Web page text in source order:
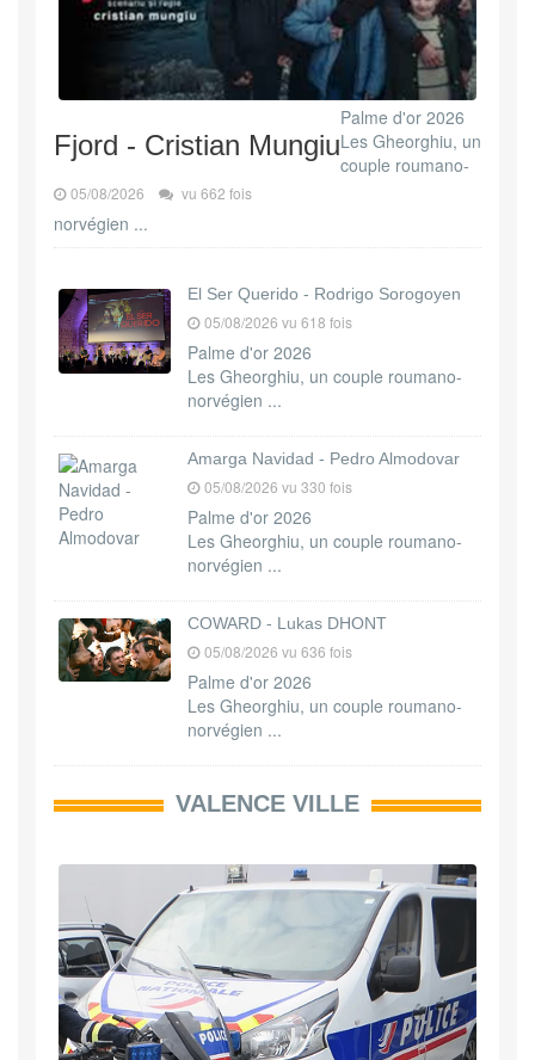
Fjord - Cristian Mungiu
05/08/2026 vu 662 fois
Palme d'or 2026
Les Gheorghiu, un
couple roumano-
norvégien ...
El Ser Querido - Rodrigo Sorogoyen
05/08/2026 vu 618 fois
Palme d'or 2026
Les Gheorghiu, un couple roumano-
norvégien ...
Amarga Navidad - Pedro Almodovar
05/08/2026 vu 330 fois
Palme d'or 2026
Les Gheorghiu, un couple roumano-
norvégien ...
COWARD - Lukas DHONT
05/08/2026 vu 636 fois
Palme d'or 2026
Les Gheorghiu, un couple roumano-
norvégien ...
VALENCE VILLE